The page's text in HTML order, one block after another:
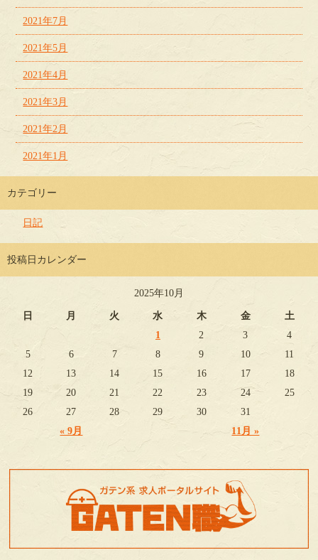
2021年7月
2021年5月
2021年4月
2021年3月
2021年2月
2021年1月
カテゴリー
日記
投稿日カレンダー
2025年10月
日 月 火 水 木 金 土
« 9月 11月 »
1 2 3
4
5
6 7 8 9 10
11
12
13 14 15 16 17
18
19
20 21 22 23 24
25
26
27 28 29 30 31